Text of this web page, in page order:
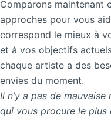
Comparons maintenant
approches pour vous
correspond le mieux à
et à vos objectifs
chaque artiste a des
envies du moment.
Il n’y a pas de
qui vous procure le